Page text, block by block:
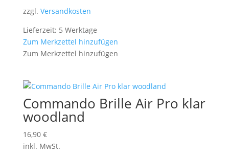
zzgl. Versandkosten
Lieferzeit: 5 Werktage
Zum Merkzettel hinzufügen
Zum Merkzettel hinzufügen
Commando Brille Air Pro klar
woodland
16,90 €
inkl. MwSt.